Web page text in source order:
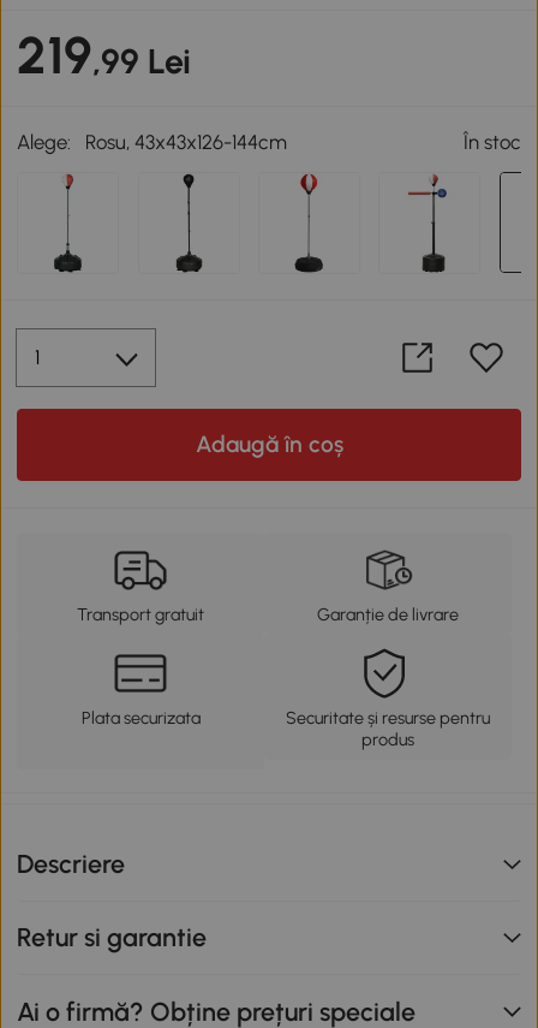
219,99 Lei
Alege: Rosu, 43x43x126-144cm În stoc
Adaugă în coș
Transport gratuit Garanție de livrare
Plata securizata
Securitate și resurse pentru
produs
Descriere
Retur si garantie
Ai o firmă? Obține prețuri speciale